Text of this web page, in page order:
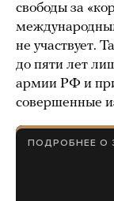
свободы за
не участвует.
до пяти лет
армии РФ и
совершенные
ПОДРОБНЕЕ О